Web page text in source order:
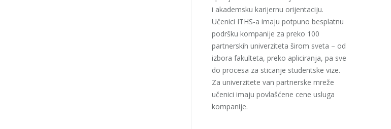
i akademsku karijernu orijentaciju.
Učenici ITHS-a imaju potpuno besplatnu
podršku kompanije za preko 100
partnerskih univerziteta širom sveta – od
izbora fakulteta, preko apliciranja, pa sve
do procesa za sticanje studentske vize.
Za univerzitete van partnerske mreže
učenici imaju povlašćene cene usluga
kompanije.